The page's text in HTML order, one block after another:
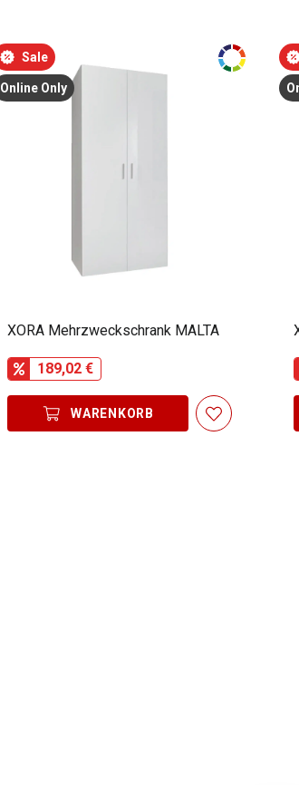
Sale
Online Only
XORA Mehrzweckschrank MALTA
189,02 €
WARENKORB